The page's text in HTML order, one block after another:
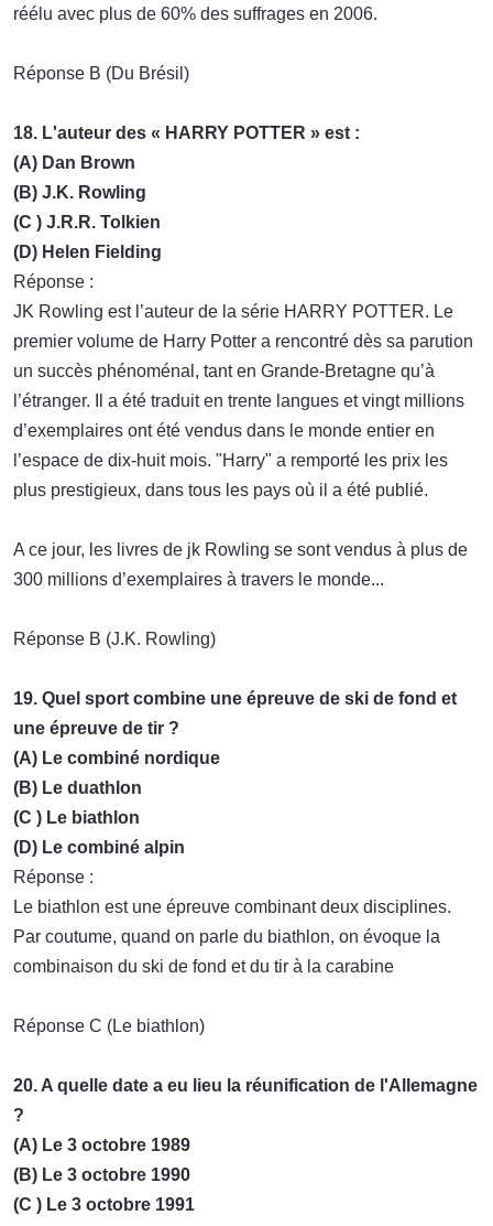
réélu avec plus de 60% des suffrages en 2006.
Réponse B (Du Brésil)
18. L'auteur des « HARRY POTTER » est :
(A) Dan Brown
(B) J.K. Rowling
(C ) J.R.R. Tolkien
(D) Helen Fielding
Réponse :
JK Rowling est l’auteur de la série HARRY POTTER. Le
premier volume de Harry Potter a rencontré dès sa parution
un succès phénoménal, tant en Grande-Bretagne qu’à
l’étranger. Il a été traduit en trente langues et vingt millions
d’exemplaires ont été vendus dans le monde entier en
l’espace de dix-huit mois. "Harry" a remporté les prix les
plus prestigieux, dans tous les pays où il a été publié.
A ce jour, les livres de jk Rowling se sont vendus à plus de
300 millions d’exemplaires à travers le monde...
Réponse B (J.K. Rowling)
19. Quel sport combine une épreuve de ski de fond et
une épreuve de tir ?
(A) Le combiné nordique
(B) Le duathlon
(C ) Le biathlon
(D) Le combiné alpin
Réponse :
Le biathlon est une épreuve combinant deux disciplines.
Par coutume, quand on parle du biathlon, on évoque la
combinaison du ski de fond et du tir à la carabine
Réponse C (Le biathlon)
20. A quelle date a eu lieu la réunification de l'Allemagne
?
(A) Le 3 octobre 1989
(B) Le 3 octobre 1990
(C ) Le 3 octobre 1991